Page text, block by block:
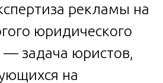
рекламы на
юридического
— задача юристов,
на